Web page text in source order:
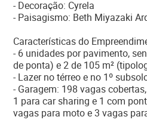
- Decoração: Cyrela
- Paisagismo: Beth Miyazaki
Características do
- 6 unidades por pavimento,
de ponta) e 2 de 105 m²
- Lazer no térreo e no 1º
- Garagem: 198 vagas
1 para car sharing e 1 com
vagas para moto e 3 vagas